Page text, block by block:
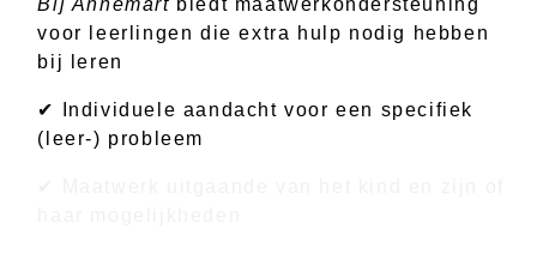
Bij Annemart biedt maatwerkondersteuning
voor leerlingen die extra hulp nodig hebben
bij leren
✔ Individuele aandacht voor een specifiek
(leer-) probleem